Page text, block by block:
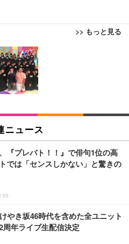
>> もっと見る
ィスチェア 椅子 テレワーク 疲れな
アームレスト コンパクト 約105度ロッ
椅子 360度回転 座面昇降 強化ナイロ
通気性メッシュ 在宅ワーク H-WY01
足)
フィスチェア／デスクチェア メッシ
学 疲れない ブラック
チェア デスクチェア 疲れない テレ
強化バックレスト 30度ロッキング機
子 腰サポート 90度跳ね上げ式アーム
レスト ハンガー付き 高反発クッシ
パソコンチェア (ブラック)
チェア デスクチェア 疲れない テレ
強化バックレスト 30度ロッキング機
向けプレミアムモニター | FlexScan
| 31.5型4K UHD・USB Type-C・ホワ
向けプレミアムモニター | FlexScan
ーミングモニター DualSense 充電
ZDM1J）
Dell E2724HS 27インチ 液晶モニタ
）VA 非光沢 HDMI/DisplayP
ック ペットシーツ 薄型 レギュラー 1
料 ホワイト 300枚
ック ペットシーツ 厚型 ワイド 42枚
イト(吸収面:ライトブルー)
フ ネオ・オムツ L 中型犬用 26枚入
マートベーシック) 【Amazon.co.jp
アイリスオーヤマ ペットシーツ
ニュース
『プレバト！！』で俳句1位の高
では「センスしかない」と驚きの
やき坂46時代を含めた全ユニット
周年ライブ生配信決定